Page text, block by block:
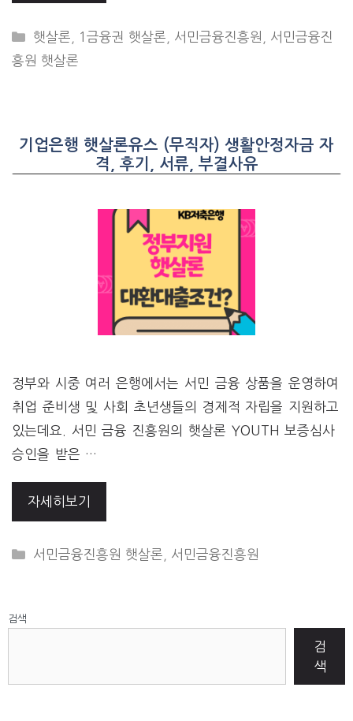
CATEGORIES
햇살론 1금융권 햇살론 서민금융진흥원
서민금융진
흥원 햇살론
기업은행 햇살론유스 (무직자) 생활안정자금 자
격, 후기, 서류, 부결사유
정부와 시중 여러 은행에서는 서민 금융 상품을 운영하여
취업 준비생 및 사회 초년생들의 경제적 자립을 지원하고
있는데요. 서민 금융 진흥원의 햇살론 YOUTH 보증심사
승인을 받은 …
자세히보기
CATEGORIES
서민금융진흥원 햇살론 서민금융진흥원
검색
검
색